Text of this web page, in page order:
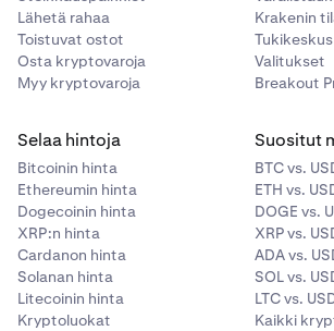
Lähetä rahaa
Toistuvat ostot
Osta kryptovaroja
Myy kryptovaroja
Krakenin
Tukikeskus
Valitukset
Breakout
Selaa hintoja
Bitcoinin hinta
Ethereumin hinta
Dogecoinin hinta
XRP:n hinta
Cardanon hinta
Solanan hinta
Litecoinin hinta
Kryptoluokat
Suositut
BTC vs.
ETH vs.
DOGE vs.
XRP vs.
ADA vs.
SOL vs.
LTC vs.
Kaikki